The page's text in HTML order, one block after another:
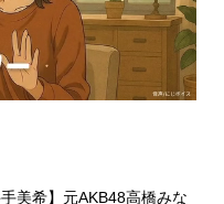
美希】元AKB48高橋みな